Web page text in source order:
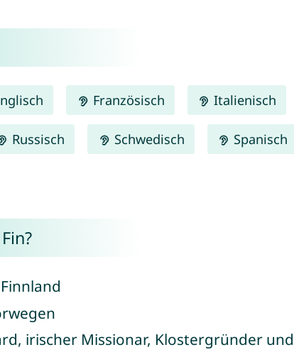
Französisch Italienisch
Russisch Schwedisch Spanisch
irischer Missionar, Klostergründer und